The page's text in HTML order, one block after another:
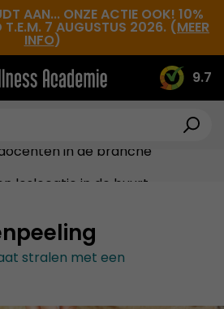
AAN... ONZE ACTIE OOK! 10%
T.E.M. 7 AUGUSTUS 2026. (MEER
INFO)
9.7
stralen met een